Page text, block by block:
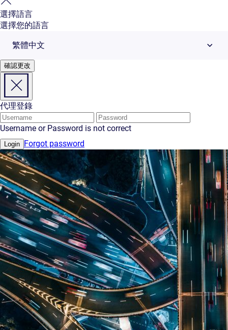
選擇語言
選擇您的語言
繁體中文
確認更改
代理登錄
Username or Password is not correct
Login Forgot password